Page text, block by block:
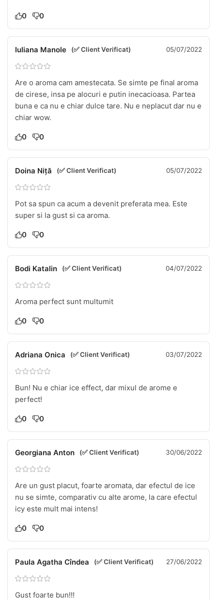
0 0
Iuliana Manole (✅ Client Verificat) 05/07/2022
Are o aroma cam amestecata. Se simte pe final aroma
de cirese, insa pe alocuri e putin inecacioasa. Partea
buna e ca nu e chiar dulce tare. Nu e neplacut dar nu e
chiar wow.
0 0
Doina Niță (✅ Client Verificat) 05/07/2022
Pot sa spun ca acum a devenit preferata mea. Este
super si la gust si ca aroma.
0 0
Bodi Katalin (✅ Client Verificat) 04/07/2022
Aroma perfect sunt multumit
0 0
Adriana Onica (✅ Client Verificat) 03/07/2022
Bun! Nu e chiar ice effect, dar mixul de arome e
perfect!
0 0
Georgiana Anton (✅ Client Verificat) 30/06/2022
Are un gust placut, foarte aromata, dar efectul de ice
nu se simte, comparativ cu alte arome, la care efectul
icy este mult mai intens!
0 0
Paula Agatha Cîndea (✅ Client Verificat) 27/06/2022
Gust foarte bun!!!